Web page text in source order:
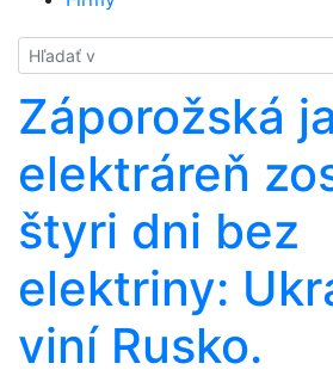
Hladať
Záporožská
elektráreň
štyri dni bez
elektriny:
viní Rusko.